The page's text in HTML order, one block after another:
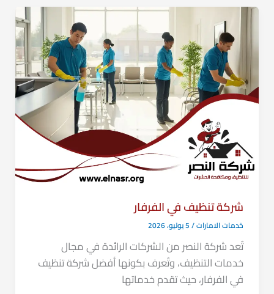
شركة تنظيف في الفرفار
خدمات الامارات/5 يوليو، 2026
تُعد شركة النصر من الشركات الرائدة في مجال
خدمات التنظيف، وتُعرف بكونها أفضل شركة تنظيف
في الفرفار، حيث تقدم خدماتها